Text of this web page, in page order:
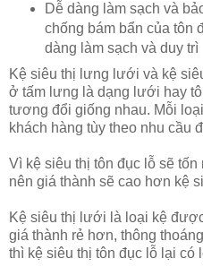
Dễ dàng làm sạch và
chống bám bẩn của tôn
dàng làm sạch và duy trì
Kệ siêu thị lưng lưới và kệ
ở tấm lưng là dạng lưới hay
tương đổi giống nhau. Mỗi
khách hàng tùy theo nhu cầu
Vì kệ siêu thị tôn đục lỗ sẽ
nên giá thành sẽ cao hơn kệ
Kệ siêu thị lưới là loại kệ
giá thành rẻ hơn, thông
thì kệ siêu thị tôn đục lỗ lại có